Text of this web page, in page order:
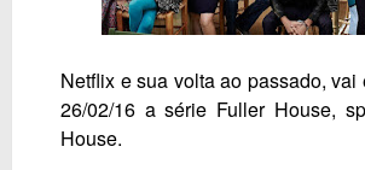
Netflix e sua volta ao passado, vai
26/02/16 a série Fuller House,
House.